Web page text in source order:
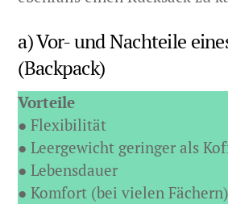
a) Vor- und Nachteile
(Backpack)
Vorteile
● Flexibilität
● Leergewicht geringer als
● Lebensdauer
● Komfort (bei vielen Fächern)